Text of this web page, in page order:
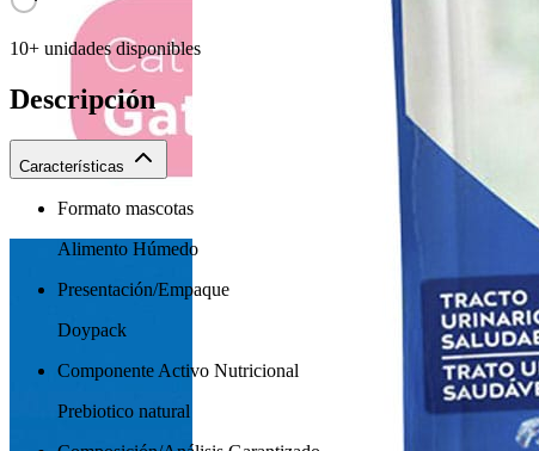
10+ unidades disponibles
Descripción
Características
Formato mascotas
Alimento Húmedo
Presentación/Empaque
Doypack
Componente Activo Nutricional
Prebiotico natural